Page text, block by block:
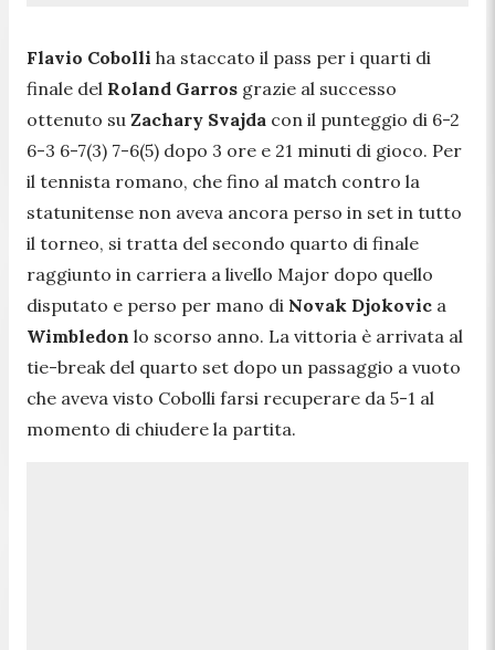
Flavio Cobolli ha staccato il pass per i quarti di
finale del Roland Garros grazie al successo
ottenuto su Zachary Svajda con il punteggio di 6-2
6-3 6-7(3) 7-6(5) dopo 3 ore e 21 minuti di gioco. Per
il tennista romano, che fino al match contro la
statunitense non aveva ancora perso in set in tutto
il torneo, si tratta del secondo quarto di finale
raggiunto in carriera a livello Major dopo quello
disputato e perso per mano di Novak Djokovic a
Wimbledon lo scorso anno. La vittoria è arrivata al
tie-break del quarto set dopo un passaggio a vuoto
che aveva visto Cobolli farsi recuperare da 5-1 al
momento di chiudere la partita.